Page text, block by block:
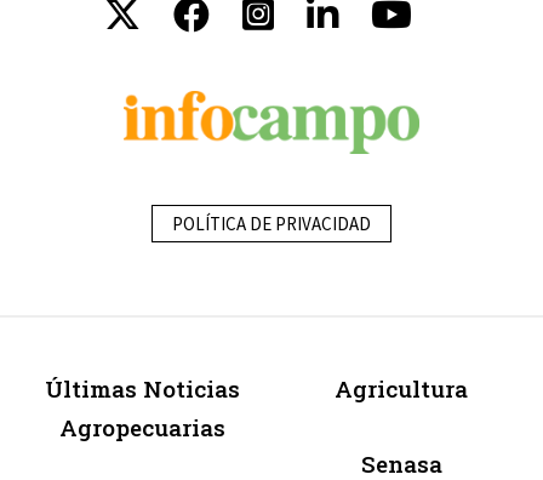
POLÍTICA DE PRIVACIDAD
Últimas Noticias
Agropecuarias
Agricultura
Senasa